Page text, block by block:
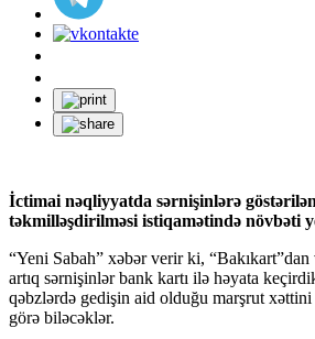
İctimai nəqliyyatda sərnişinlərə
təkmilləşdirilməsi istiqamətində növbəti
“Yeni Sabah” xəbər verir ki,
artıq sərnişinlər bank kartı ilə həyata
qəbzlərdə gedişin aid olduğu marşrut xəttini
görə biləcəklər.